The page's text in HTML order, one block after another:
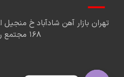
تهران بازار آهن شادآباد خ
۱۶۸ مجتمع رضا